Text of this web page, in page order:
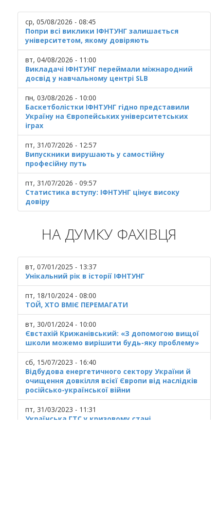
ср, 05/08/2026 - 08:45
Попри всі виклики ІФНТУНГ залишається
університетом, якому довіряють
вт, 04/08/2026 - 11:00
Викладачі ІФНТУНГ переймали міжнародний
досвід у навчальному центрі SLB
пн, 03/08/2026 - 10:00
Баскетболістки ІФНТУНГ гідно представили
Україну на Європейських університетських
іграх
пт, 31/07/2026 - 12:57
Випускники вирушають у самостійну
професійну путь
пт, 31/07/2026 - 09:57
Статистика вступу: ІФНТУНГ цінує високу
довіру
НА ДУМКУ ФАХІВЦЯ
вт, 07/01/2025 - 13:37
Унікальний рік в історії ІФНТУНГ
пт, 18/10/2024 - 08:00
ТОЙ, ХТО ВМІЄ ПЕРЕМАГАТИ
вт, 30/01/2024 - 10:00
Євстахій Крижанівський: «З допомогою вищої
школи можемо вирішити будь-яку проблему»
сб, 15/07/2023 - 16:40
Відбудова енергетичного сектору України й
очищення довкілля всієї Європи від наслідків
російсько-української війни
пт, 31/03/2023 - 11:31
Українська ГТС у кризовому стані